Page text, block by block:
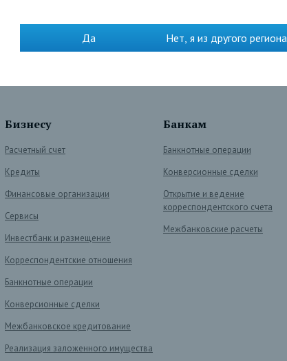
Бизнесу
Расчетный счет
Кредиты
Финансовые организации
Сервисы
Инвестбанк и размещение
Корреспондентские отношения
Банкнотные операции
Конверсионные сделки
Межбанковское кредитование
Реализация заложенного имущества
Банкам
Банкнотные операции
Конверсионные сделки
Открытие и ведение
корреспондентского счета
Межбанковские расчеты
Да Нет, я из другого региона